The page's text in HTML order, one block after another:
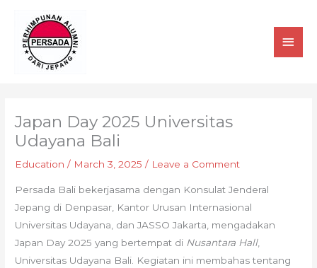
content
Japan Day 2025 Universitas
Udayana Bali
Education / March 3, 2025/ Leave a Comment
Persada Bali bekerjasama dengan Konsulat Jenderal
Jepang di Denpasar, Kantor Urusan Internasional
Universitas Udayana, dan JASSO Jakarta, mengadakan
Japan Day 2025 yang bertempat di Nusantara Hall,
Universitas Udayana Bali. Kegiatan ini membahas tentang